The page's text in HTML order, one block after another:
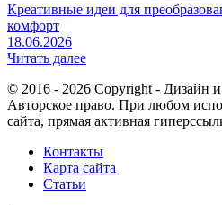
Креативные идеи для
комфорт
18.06.2026
Читать далее
© 2016 - 2026 Copyright - Дизайн
Авторское право. При любом
сайта, прямая активная
Контакты
Карта сайта
Статьи